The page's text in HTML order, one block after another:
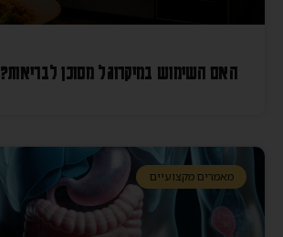
האם השימוש במיקרוגל מסוכן לבריאות?
מאמרים מקצועיים